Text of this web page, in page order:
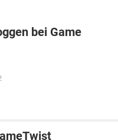
bei Game